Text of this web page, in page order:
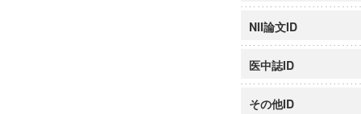
NII論文ID
医中誌ID
その他ID